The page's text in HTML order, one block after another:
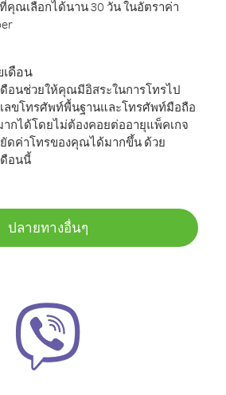
คุณเลือกได้นาน 30 วัน ในอัตราค่า
ดือน
อนช่วยให้คุณมีอิสระในการโทรไป
ลขโทรศัพท์พื้นฐานและโทรศัพท์มือถือ
กได้โดยไม่ต้องคอยต่ออายุแพ็คเกจ
ดค่าโทรของคุณได้มากขึ้น ด้วย
ดือนนี้
ปลายทางอื่นๆ